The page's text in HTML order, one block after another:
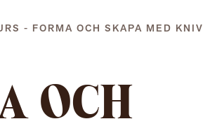
- FORMA OCH SKAPA MED KNIV
OCH